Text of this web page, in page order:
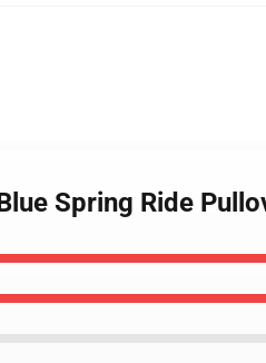
Spring Ride